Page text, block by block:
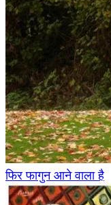
फिर फागुन आने वाला है